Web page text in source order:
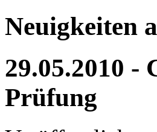
Neuigkeiten
29.05.2010 -
Prüfung